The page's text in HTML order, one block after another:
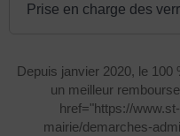
Prise en charge des
Depuis janvier 2020, le
un meilleur
href="https://
mairie/demarches-